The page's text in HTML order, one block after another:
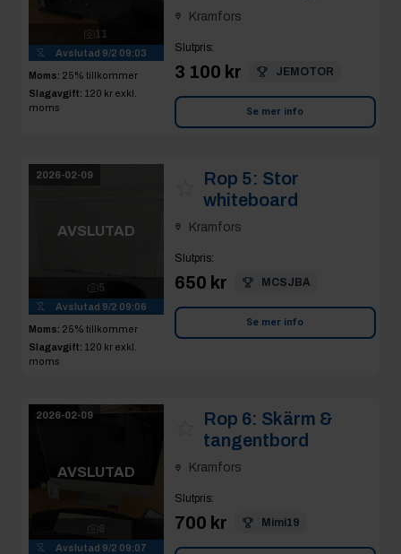
11
Avslutad 9/2 09:03
Moms: 25% tillkommer
Slagavgift: 120 kr exkl.
moms
Kramfors
Slutpris:
3 100 kr JEMOTOR
Se mer info
2026-02-09
AVSLUTAD
5
Avslutad 9/2 09:06
Moms: 25% tillkommer
Slagavgift: 120 kr exkl.
moms
Rop 5: Stor
whiteboard
Kramfors
Slutpris:
650 kr MCSJBA
Se mer info
2026-02-09
AVSLUTAD
Avslutad 9/2 09:07
Rop 6: Skärm &
tangentbord
Kramfors
Slutpris:
700 kr Mimi19